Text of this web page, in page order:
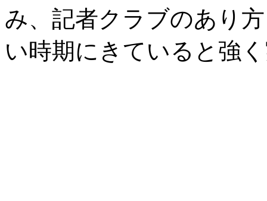
み、記者クラブのあり
い時期にきていると強